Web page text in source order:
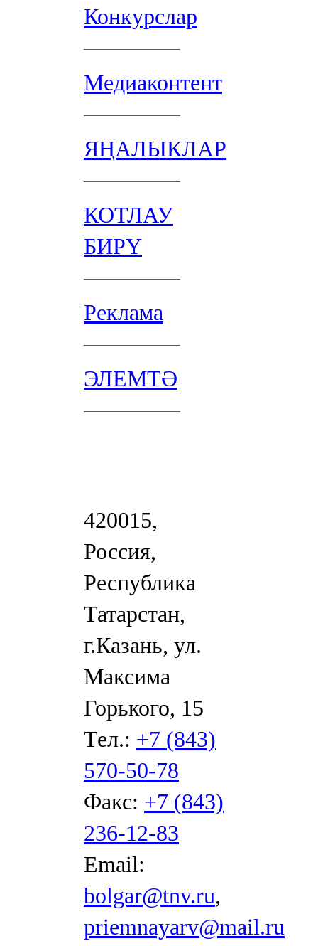
Конкурслар
Медиаконтент
ЯҢАЛЫКЛАР
КОТЛАУ
БИРҮ
Реклама
ЭЛЕМТӘ
420015,
Россия,
Республика
Татарстан,
г.Казань, ул.
Максима
Горького, 15
Тел.: +7 (843)
570-50-78
Факс: +7 (843)
236-12-83
Email:
bolgar@tnv.ru,
priemnayarv@mail.ru